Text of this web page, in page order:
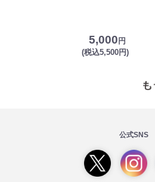
5,000 円
(税込5,500円)
公式SNS